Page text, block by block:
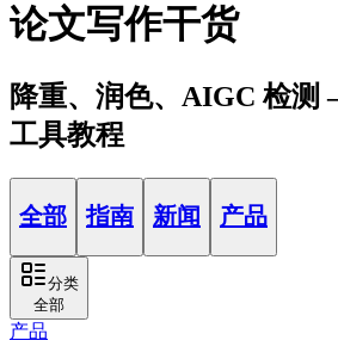
论文写作干货
降重、润色、AIGC 检测
工具教程
全部 指南 新闻 产品
分类
全部
产品